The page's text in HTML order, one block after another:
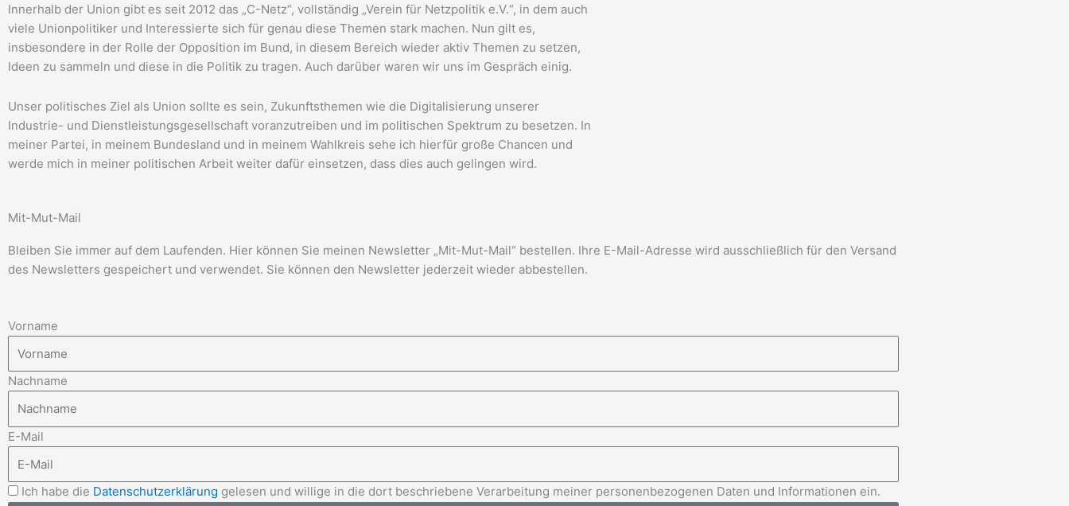
Innerhalb der Union gibt es seit 2012 das „C-Netz“, vollständig „Verein für Netzpolitik e.V.“, in dem auch
viele Unionpolitiker und Interessierte sich für genau diese Themen stark machen. Nun gilt es,
insbesondere in der Rolle der Opposition im Bund, in diesem Bereich wieder aktiv Themen zu setzen,
Ideen zu sammeln und diese in die Politik zu tragen. Auch darüber waren wir uns im Gespräch einig.
Unser politisches Ziel als Union sollte es sein, Zukunftsthemen wie die Digitalisierung unserer
Industrie- und Dienstleistungsgesellschaft voranzutreiben und im politischen Spektrum zu besetzen. In
meiner Partei, in meinem Bundesland und in meinem Wahlkreis sehe ich hierfür große Chancen und
werde mich in meiner politischen Arbeit weiter dafür einsetzen, dass dies auch gelingen wird.
Mit-Mut-Mail
Bleiben Sie immer auf dem Laufenden. Hier können Sie meinen Newsletter „Mit-Mut-Mail“ bestellen. Ihre E-Mail-Adresse wird ausschließlich für den Versand
des Newsletters gespeichert und verwendet. Sie können den Newsletter jederzeit wieder abbestellen.
Vorname
Nachname
E-Mail
Ich habe die Datenschutzerklärung gelesen und willige in die dort beschriebene Verarbeitung meiner personenbezogenen Daten und Informationen ein.